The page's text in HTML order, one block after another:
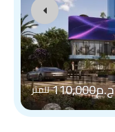
ج.م110,000 للمتر